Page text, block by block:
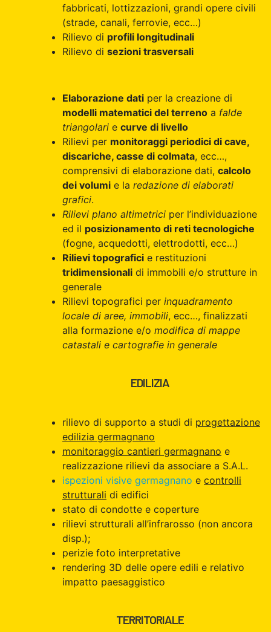
fabbricati, lottizzazioni, grandi opere civili
(strade, canali, ferrovie, ecc…)
Rilievo di profili longitudinali
Rilievo di sezioni trasversali
Elaborazione dati per la creazione di
modelli matematici del terreno a falde
triangolari e curve di livello
Rilievi per monitoraggi periodici di cave,
discariche, casse di colmata, ecc…,
comprensivi di elaborazione dati, calcolo
dei volumi e la redazione di elaborati
grafici.
Rilievi plano altimetrici per l’individuazione
ed il posizionamento di reti tecnologiche
(fogne, acquedotti, elettrodotti, ecc…)
Rilievi topografici e restituzioni
tridimensionali di immobili e/o strutture in
generale
Rilievi topografici per inquadramento
locale di aree, immobili, ecc…, finalizzati
alla formazione e/o modifica di mappe
catastali e cartografie in generale
EDILIZIA
rilievo di supporto a studi di progettazione
edilizia germagnano
monitoraggio cantieri germagnano e
realizzazione rilievi da associare a S.A.L.
ispezioni visive germagnano e controlli
strutturali di edifici
stato di condotte e coperture
rilievi strutturali all’infrarosso (non ancora
disp.);
perizie foto interpretative
rendering 3D delle opere edili e relativo
impatto paesaggistico
TERRITORIALE